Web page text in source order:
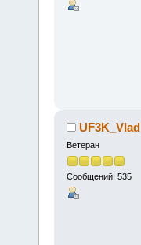
UF3K_Vlad
Ветеран
Сообщений: 535